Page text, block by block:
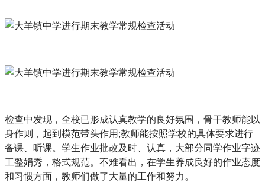
检查中发现，全校已形成认真教学的良好氛围，骨干教师能以
身作则，起到模范带头作用;教师能按照学校的具体要求进行
备课、听课。学生作业批改及时、认真，大部分同学作业字迹
工整娟秀，格式规范。不难看出，在学生养成良好的作业态度
和习惯方面，教师们做了大量的工作和努力。